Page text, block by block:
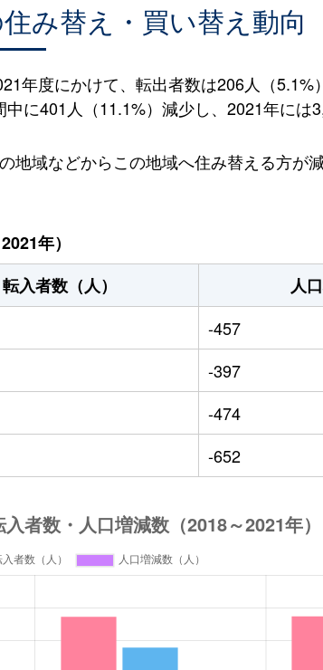
み替え・買い替え動向
年度にかけて、転出者数は206人（5.1%
に401人（11.1%）減少し、2021年には
域などからこの地域へ住み替える方が
年）
転入者数（人）
人
-457
-397
-474
-652